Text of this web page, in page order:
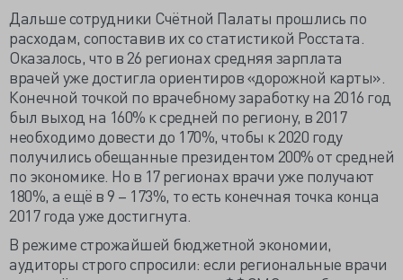
Дальше сотрудники Счётной Палаты прошлись по
расходам, сопоставив их со статистикой Росстата.
Оказалось, что в 26 регионах средняя зарплата
врачей уже достигла ориентиров «дорожной карты».
Конечной точкой по врачебному заработку на 2016 год
был выход на 160% к средней по региону, в 2017
необходимо довести до 170%, чтобы к 2020 году
получились обещанные президентом 200% от средней
по экономике. Но в 17 регионах врачи уже получают
180%, а ещё в 9 – 173%, то есть конечная точка конца
2017 года уже достигнута.
В режиме строжайшей бюджетной экономии,
аудиторы строго спросили: если региональные врачи